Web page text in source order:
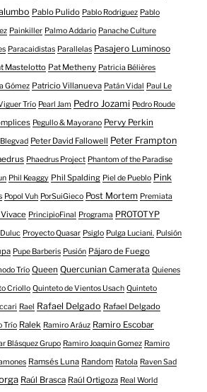
Pablo Pulido Pablo Rodriguez Pablo
Painkiller Palmo Addario Panache Culture
Paracaidistas Parallelas Pasajero Luminoso
Mastelotto Pat Metheny Patricia Bélières
Gómez Patricio Villanueva Patán Vidal
Paul Le
Trío Pearl Jam Pedro Jozami Pedro Roude
Pegullo & Mayorano Pervy Perkin
Peter David Fallowell Peter Frampton
Phaedrus Project Phantom of the Paradise
Phil Keaggy Phil Spalding Piel de Pueblo Pink
Popol Vuh PorSuiGieco Post Mortem Premiata
PrincipioFinal Programa PROTOTYP
Proyecto Quasar Psiglo Pulga Luciani. Pulsión
Pupe Barberis Pusión Pájaro de Fuego
Trío Queen Quercunian Camerata Quienes
Criollo Quinteto de Vientos Usach Quinteto
Rael Rafael Delgado Rafael Delgado
Trío Ralek Ramiro Aráuz Ramiro Escobar
Blásquez Grupo Ramiro Joaquin Gomez Ramiro
Ramsés Luna Random Ratola Raven Sad
Raúl Brasca Raúl Ortigoza Real World